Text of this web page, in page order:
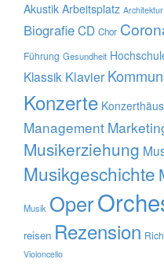
Akustik Arbeitsplatz Architektur
BiografieCD Chor
Führung Gesundheit
Klassik Klavier
Konzerte
Management
Musikerziehung
Musikgeschichte
Musik Oper
reisen Rezension
Violoncello